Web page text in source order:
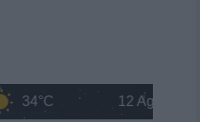
12 Ago